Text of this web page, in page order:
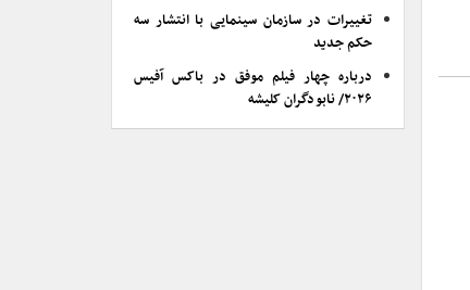
تغییرات در سازمان سینمایی با انتشار سه
حکم جدید
درباره چهار فیلم موفق در باکس آفیس
۲۰۲۶/ نابودگران کلیشه